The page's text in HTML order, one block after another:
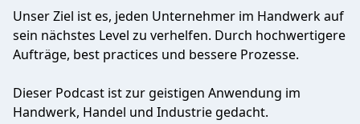
Unser Ziel ist es, jeden Unternehmer im Handwerk auf
sein nächstes Level zu verhelfen. Durch hochwertigere
Aufträge, best practices und bessere Prozesse.
Dieser Podcast ist zur geistigen Anwendung im
Handwerk, Handel und Industrie gedacht.